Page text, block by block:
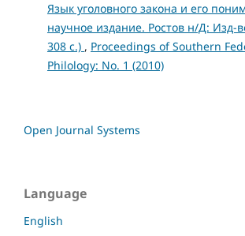
Язык уголовного закона и его
научное издание. Ростов н/Д: Изд-
308 с.) , Proceedings of Southern
Philology: No. 1 (2010)
Open Journal Systems
Language
English